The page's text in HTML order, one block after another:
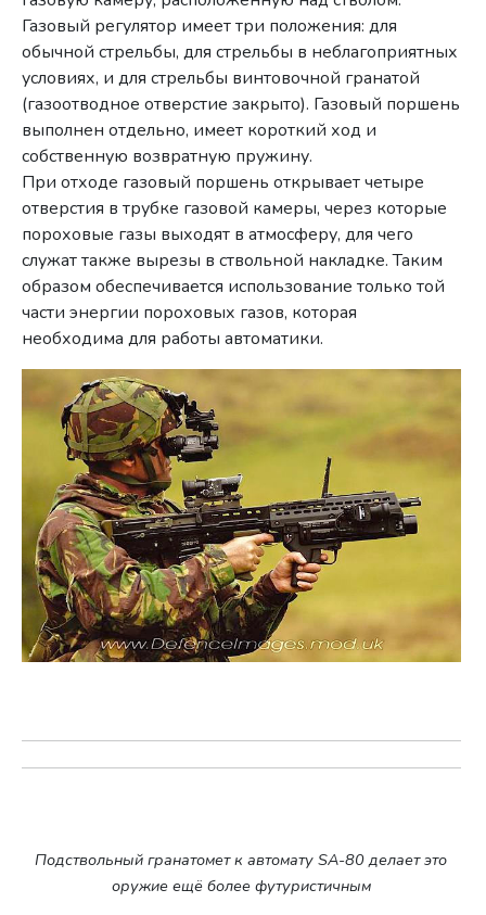
Газовый регулятор имеет три положения: для
обычной стрельбы, для стрельбы в неблагоприятных
условиях, и для стрельбы винтовочной гранатой
(газоотводное отверстие закрыто). Газовый поршень
выполнен отдельно, имеет короткий ход и
собственную возвратную пружину.
При отходе газовый поршень открывает четыре
отверстия в трубке газовой камеры, через которые
пороховые газы выходят в атмосферу, для чего
служат также вырезы в ствольной накладке. Таким
образом обеспечивается использование только той
части энергии пороховых газов, которая
необходима для работы автоматики.
Подствольный гранатомет к автомату SA-80 делает это
оружие ещё более футуристичным